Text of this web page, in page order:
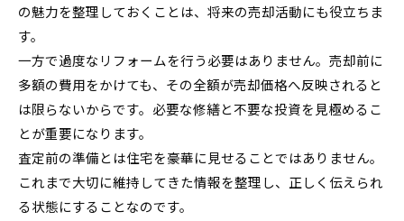
の魅力を整理しておくことは、将来の売却活動にも役立ちま
す。
一方で過度なリフォームを行う必要はありません。売却前に
多額の費用をかけても、その全額が売却価格へ反映されると
は限らないからです。必要な修繕と不要な投資を見極めるこ
とが重要になります。
査定前の準備とは住宅を豪華に見せることではありません。
これまで大切に維持してきた情報を整理し、正しく伝えられ
る状態にすることなのです。